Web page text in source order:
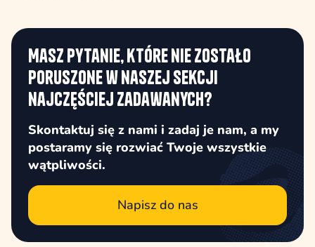
Masz pytanie, które nie zostało
poruszone w naszej sekcji
najczęściej zadawanych?
Skontaktuj się z nami i zadaj je nam, a my
postaramy się rozwiać Twoje wszystkie
wątpliwości.
Napisz do nas